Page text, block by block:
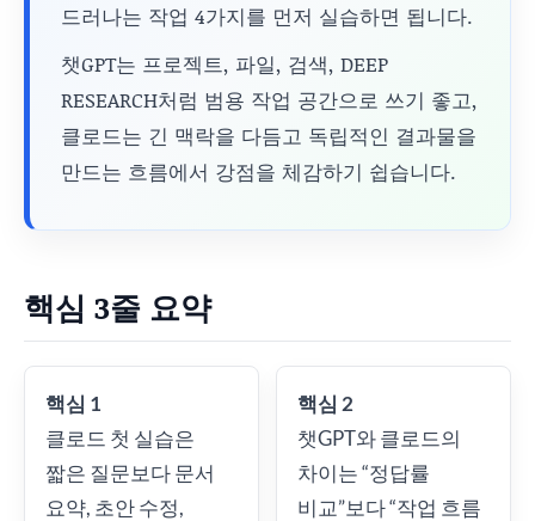
드러나는 작업 4가지를 먼저 실습하면 됩니다.
챗GPT는 프로젝트, 파일, 검색, DEEP
RESEARCH처럼 범용 작업 공간으로 쓰기 좋고,
클로드는 긴 맥락을 다듬고 독립적인 결과물을
만드는 흐름에서 강점을 체감하기 쉽습니다.
핵심 3줄 요약
핵심 1
클로드 첫 실습은
짧은 질문보다 문서
요약, 초안 수정,
핵심 2
챗GPT와 클로드의
차이는 “정답률
비교”보다 “작업 흐름